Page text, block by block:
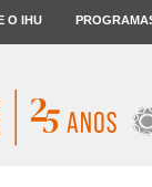
O IHU